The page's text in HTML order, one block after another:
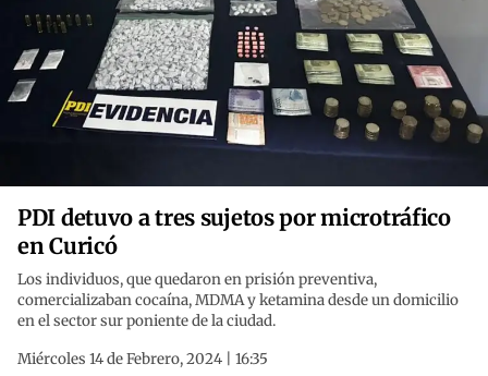
PDI detuvo a tres sujetos por microtráfico
en Curicó
Los individuos, que quedaron en prisión preventiva,
comercializaban cocaína, MDMA y ketamina desde un domicilio
en el sector sur poniente de la ciudad.
Miércoles 14 de Febrero, 2024 | 16:35